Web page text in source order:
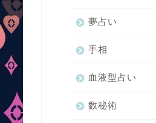
夢占い
手相
血液型占い
数秘術